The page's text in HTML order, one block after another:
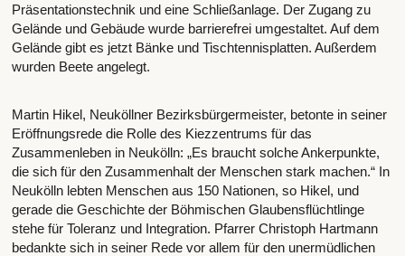
Präsentationstechnik und eine Schließanlage. Der Zugang zu
Gelände und Gebäude wurde barrierefrei umgestaltet. Auf dem
Gelände gibt es jetzt Bänke und Tischtennisplatten. Außerdem
wurden Beete angelegt.
Martin Hikel, Neuköllner Bezirksbürgermeister, betonte in seiner
Eröffnungsrede die Rolle des Kiezzentrums für das
Zusammenleben in Neukölln: „Es braucht solche Ankerpunkte,
die sich für den Zusammenhalt der Menschen stark machen.“ In
Neukölln lebten Menschen aus 150 Nationen, so Hikel, und
gerade die Geschichte der Böhmischen Glaubensflüchtlinge
stehe für Toleranz und Integration. Pfarrer Christoph Hartmann
bedankte sich in seiner Rede vor allem für den unermüdlichen